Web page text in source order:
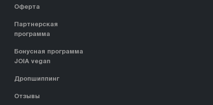
Оферта
Партнерская
программа
Бонусная программа
JOIA vegan
Дропшиппинг
Отзывы